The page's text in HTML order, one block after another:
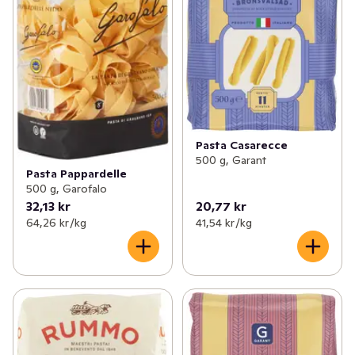
Pasta Pappardelle
500 g, Garofalo
32,13 kr
64,26 kr /kg
Pasta Casarecce
500 g, Garant
20,77 kr
41,54 kr /kg